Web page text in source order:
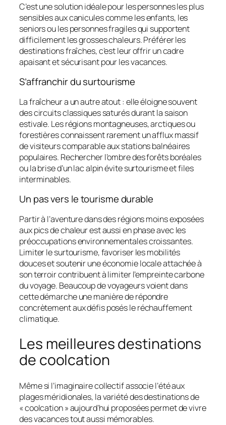
C’est une solution idéale pour les personnes les plus
sensibles aux canicules comme les enfants, les
seniors ou les personnes fragiles qui supportent
difficilement les grosses chaleurs. Préférer les
destinations fraîches, c’est leur offrir un cadre
apaisant et sécurisant pour les vacances.
S’affranchir du surtourisme
La fraîcheur a un autre atout : elle éloigne souvent
des circuits classiques saturés durant la saison
estivale. Les régions montagneuses, arctiques ou
forestières connaissent rarement un afflux massif
de visiteurs comparable aux stations balnéaires
populaires. Rechercher l’ombre des forêts boréales
ou la brise d’un lac alpin évite surtourisme et files
interminables.
Un pas vers le tourisme durable
Partir à l’aventure dans des régions moins exposées
aux pics de chaleur est aussi en phase avec les
préoccupations environnementales croissantes.
Limiter le surtourisme, favoriser les mobilités
douces et soutenir une économie locale attachée à
son terroir contribuent à limiter l’empreinte carbone
du voyage. Beaucoup de voyageurs voient dans
cette démarche une manière de répondre
concrètement aux défis posés le réchauffement
climatique.
Les meilleures destinations
de coolcation
Même si l’imaginaire collectif associe l’été aux
plages méridionales, la variété des destinations de
« coolcation » aujourd’hui proposées permet de vivre
des vacances tout aussi mémorables.